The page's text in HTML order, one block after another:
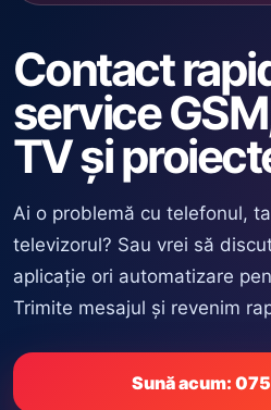
Contact
service
TV și
Ai o problemă cu telefonul,
televizorul? Sau vrei să
aplicație ori automatizare
Trimite mesajul și revenim
Sună acum: